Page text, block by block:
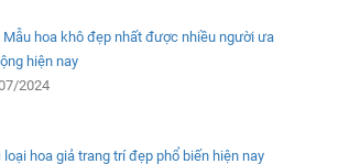
Mẫu hoa khô đẹp nhất được nhiều người ưa
hiện nay
2024
loại hoa giả trang trí đẹp phổ biến hiện nay